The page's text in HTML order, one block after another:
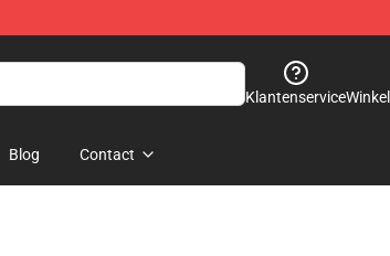
Klantenservice
Blog Contact